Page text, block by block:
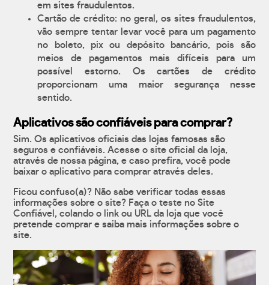
em sites fraudulentos.
Cartão de crédito: no geral, os sites fraudulentos,
vão sempre tentar levar você para um pagamento
no boleto, pix ou depósito bancário, pois são
meios de pagamentos mais difíceis para um
possível estorno. Os cartões de crédito
proporcionam uma maior segurança nesse
sentido.
Aplicativos são confiáveis para comprar?
Sim. Os aplicativos oficiais das lojas famosas são
seguros e confiáveis. Acesse o site oficial da loja,
através de nossa página, e caso prefira, você pode
baixar o aplicativo para comprar através deles.
Ficou confuso(a)? Não sabe verificar todas essas
informações sobre o site? Faça o teste no Site
Confiável, colando o link ou URL da loja que você
pretende comprar e saiba mais informações sobre o
site.